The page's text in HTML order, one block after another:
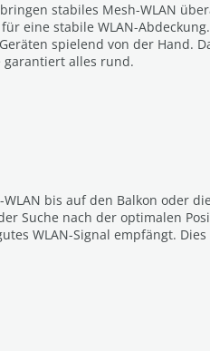
stabiles Mesh-WLAN
eine stabile WLAN-
spielend von der Hand.
garantiert alles rund.
bis auf den Balkon oder
Suche nach der optimalen
WLAN-Signal empfängt.